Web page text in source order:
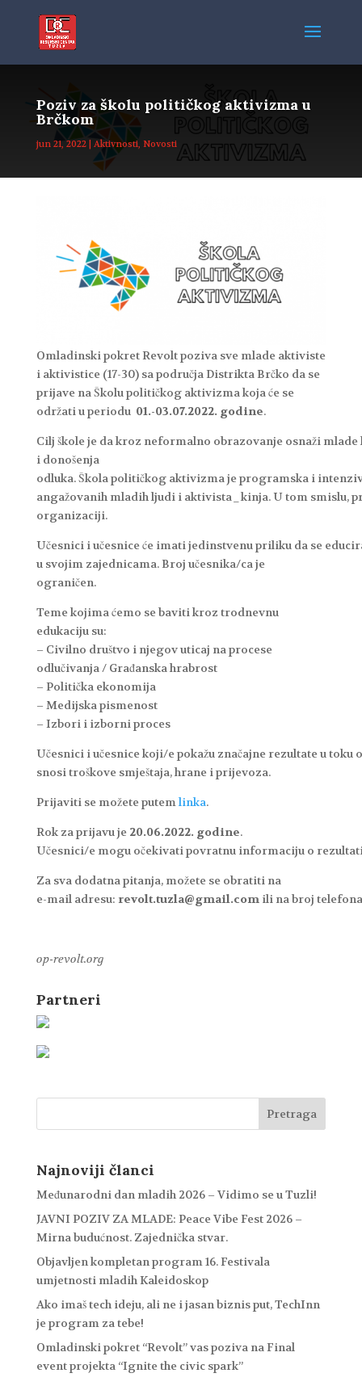
Poziv za školu političkog aktivizma u
Brčkom
jun 21, 2022| Aktivnosti, Novosti
Omladinski pokret Revolt poziva sve mlade aktiviste
i aktivistice (17-30) sa područja Distrikta Brčko da se
prijave na Školu političkog aktivizma koja će se
održati u periodu 01.-03.07.2022. godine.
Cilj škole je dakroz neformalno obrazovanje osnaži mlade
i donošenja
odluka.Školapolitičkog aktivizmaje programska i
angažovanih mladihljudi i aktivista_kinja.Utom smislu,
organizaciji.
Učesnici iučesnice će imatijedinstvenupriliku da se
u svojim zajednicama. Broj učesnika/ca je
ograničen.
Teme kojima ćemo se baviti kroz trodnevnu
edukaciju su:
– Civilno društvo i njegov uticaj na procese
odlučivanja / Građanska hrabrost
– Politička ekonomija
– Medijska pismenost
– Izbori i izborni proces
Učesnici iučesnice koji/e pokažu značajne rezultate utoku
snosi troškove smještaja, hrane i prijevoza.
Prijaviti se možete putemlinka.
Rok za prijavu je 20.06.2022. godine.
Učesnici/e mogu očekivatipovratnu informaciju o
Za sva dodatnapitanja, možete se obratiti na
e-mail adresu: revolt.tuzla@gmail.com ili nabroj telefona
op-revolt.org
Partneri
Najnoviji članci
Međunarodni dan mladih 2026 – Vidimo se u Tuzli!
JAVNI POZIV ZA MLADE: Peace Vibe Fest 2026 –
Mirna budućnost. Zajednička stvar.
Objavljen kompletan program 16. Festivala
umjetnosti mladih Kaleidoskop
Ako imaš tech ideju, ali ne i jasan biznis put, TechInn
je program za tebe!
Omladinski pokret “Revolt” vas poziva na Final
event projekta “Ignite the civic spark”